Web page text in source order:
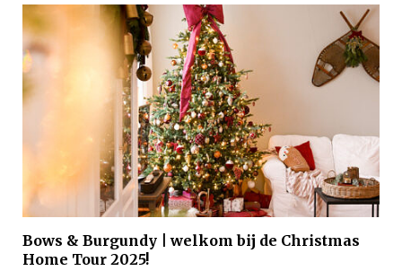
Bows & Burgundy | welkom bij de Christmas
Home Tour 2025!